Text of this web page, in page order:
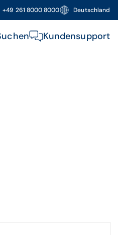
+49 261 8000 8000 Deutschland
Kundensupport